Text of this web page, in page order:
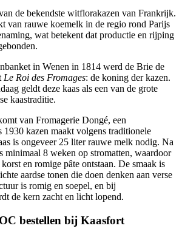
de bekendste witflorakazen van Frankrijk.
van rauwe koemelk in de regio rond Parijs
wat betekent dat productie en rijping
in Wenen in 1814 werd de Brie de
Le Roi des Fromages: de koning der kazen.
geldt deze kaas als een van de grote
kaastraditie.
van Fromagerie Dongé, een
kazen maakt volgens traditionele
is ongeveer 25 liter rauwe melk nodig. Na
minimaal 8 weken op stromatten, waardoor
en romige pâte ontstaan. De smaak is
aardse tonen die doen denken aan verse
is romig en soepel, en bij
de kern zacht en licht lopend.
bestellen bij Kaasfort